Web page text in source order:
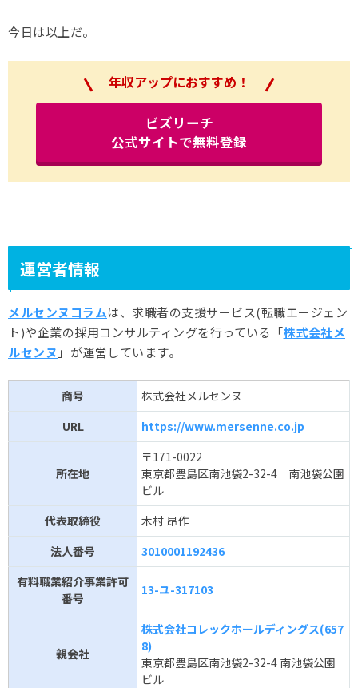
今日は以上だ。
年収アップにおすすめ！
ビズリーチ
公式サイトで無料登録
運営者情報
メルセンヌコラムは、求職者の支援サービス(転職エージェン
ト)や企業の採用コンサルティングを行っている「株式会社メ
ルセンヌ 」が運営しています。
商号
株式会社メルセンヌ
URL
https://www.mersenne.co.jp
所在地
〒171-0022
東京都豊島区南池袋2-32-4 南池袋公園
ビル
代表取締役
木村 昂作
法人番号
3010001192436
有料職業紹介事業許可
番号
13-ユ-317103
親会社
株式会社コレックホールディングス(657
8)
東京都豊島区南池袋2-32-4 南池袋公園
ビル